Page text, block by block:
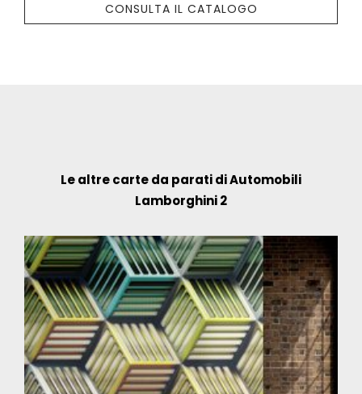
CONSULTA IL CATALOGO
Le altre carte da parati di Automobili
Lamborghini 2